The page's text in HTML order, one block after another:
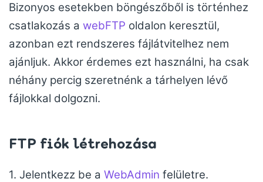
Bizonyos esetekben böngészőből is történhez
csatlakozás a webFTP oldalon keresztül,
azonban ezt rendszeres fájlátvitelhez nem
ajánljuk. Akkor érdemes ezt használni, ha csak
néhány percig szeretnénk a tárhelyen lévő
fájlokkal dolgozni.
FTP fiók létrehozása
1. Jelentkezz be a WebAdmin felületre.